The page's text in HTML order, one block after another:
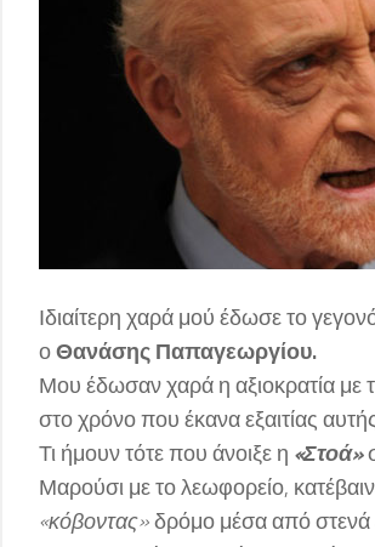
Ιδιαίτερη χαρά μού έδωσε το
οΘανάσης Παπαγεωργίου.
Μου έδωσαν χαρά η αξιοκρατία με
στο χρόνο που έκανα εξαιτίας
Τι ήμουν τότε που άνοιξε η «Στοά»
Μαρούσι με το λεωφορείο,
«κόβοντας»δρόμο μέσα από στενά